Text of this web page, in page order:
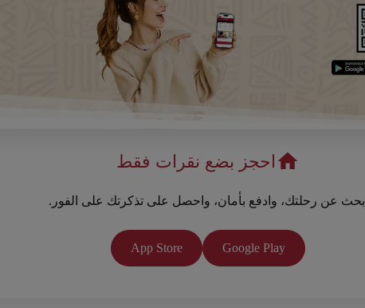
احجز بضع نقرات فقط
ابحث عن رحلتك، وادفع بأمان، واحصل على تذكرتك على الفور.
Google Play
App Store